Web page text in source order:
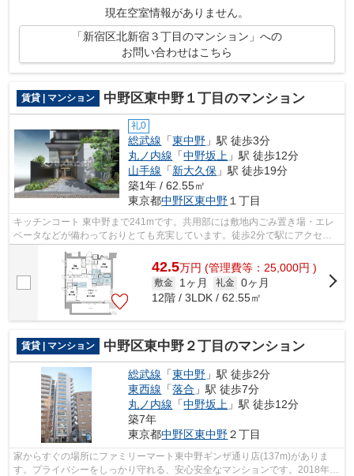
現在空室情報がありません。
「新宿区北新宿３丁目のマンション」への
お問い合わせはこちら
賃貸 | マンション 中野区東中野１丁目のマンション
礼0
総武線 「東中野 」駅 徒歩3分
丸ノ内線 「中野坂上 」駅 徒歩12分
山手線 「新大久保 」駅 徒歩19分
築1年 / 62.55㎡
東京都中野区東中野 １丁目
キッチンコート 東中野まで241mです。共用部には敷地内ごみ置き場・エレ
ベータなどが備わっておりとても充実しています。徒歩2分で駅にアクセス
できる物件です。夏場は特に涼しい通風...
42.5万円 (管理費等：25,000円 )
敷金 1ヶ月 礼金 0ヶ月
12階 / 3LDK / 62.55㎡
賃貸 | マンション 中野区東中野２丁目のマンション
総武線 「東中野 」駅 徒歩2分
東西線 「落合 」駅 徒歩7分
丸ノ内線 「中野坂上 」駅 徒歩12分
築7年
東京都中野区東中野２丁目
家からすぐの場所にファミリーマート東中野ギンザ通り店(137m)がありま
す。プライバシーをしっかり守れる、安心安全なマンションです。2018年築